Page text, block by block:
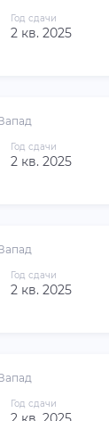
Год сдачи
2 кв. 2025
Год сдачи
2 кв. 2025
Год сдачи
2 кв. 2025
Год сдачи